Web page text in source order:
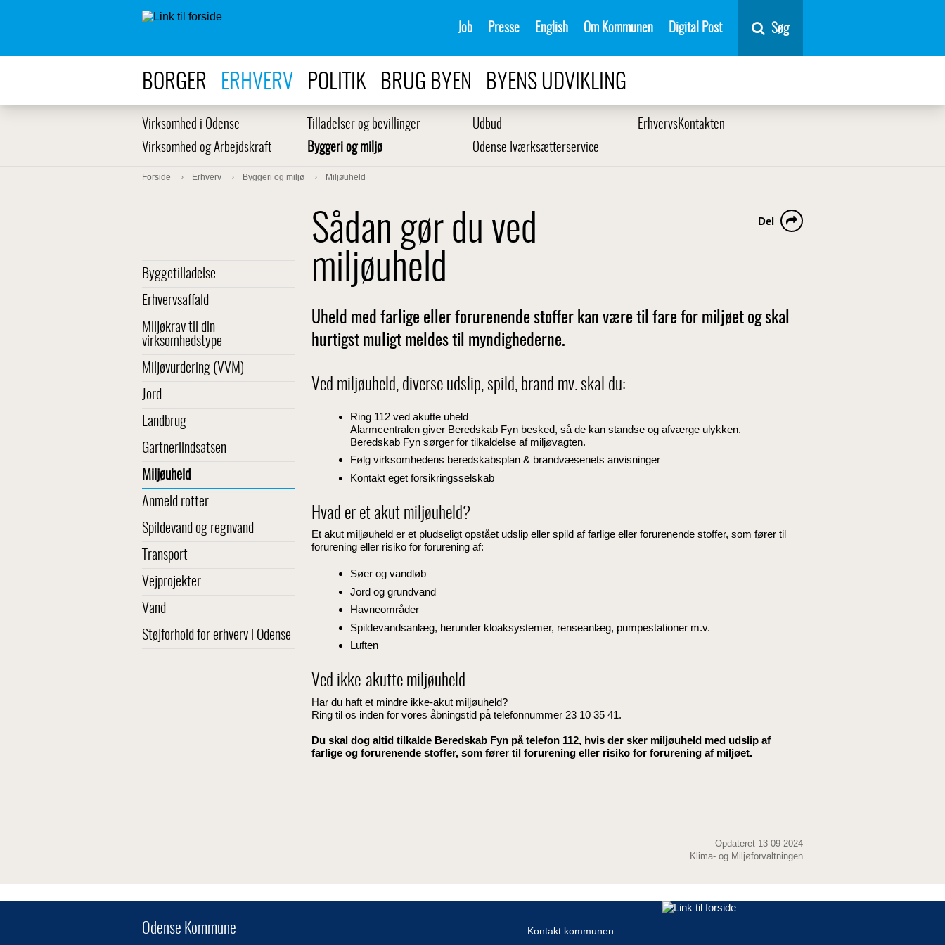
Job Presse English Om Kommunen Digital Post Søg
BORGER ERHVERV POLITIK BRUG BYEN BYENS UDVIKLING
Virksomhed i Odense Tilladelser og bevillinger Udbud
ErhvervsKontakten
Virksomhed og Arbejdskraft
Byggeri og miljø Odense Iværksætterservice
Forside Erhverv Byggeri og miljø Miljøuheld
Byggetilladelse
Erhvervsaffald
Miljøkrav til din
virksomhedstype
Miljøvurdering (VVM)
Jord
Landbrug
Gartneriindsatsen
Miljøuheld
Anmeld rotter
Spildevand og regnvand
Transport
Vejprojekter
Vand
Støjforhold for erhverv i Odense
Sådan gør du ved
miljøuheld
Del
Uheld med farlige eller forurenende stoffer kan være til fare for miljøet og skal
hurtigst muligt meldes til myndighederne.
Ved miljøuheld, diverse udslip, spild, brand mv. skal du:
Ring 112 ved akutte uheld
Alarmcentralen giver Beredskab Fyn besked, så de kan standse og afværge ulykken.
Beredskab Fyn sørger for tilkaldelse af miljøvagten.
Følg virksomhedens beredskabsplan & brandvæsenets anvisninger
Kontakt eget forsikringsselskab
Hvad er et akut miljøuheld?
Et akut miljøuheld er et pludseligt opstået udslip eller spild af farlige eller forurenende stoffer, som fører til
forurening eller risiko for forurening af:
Søer og vandløb
Jord og grundvand
Havneområder
Spildevandsanlæg, herunder kloaksystemer, renseanlæg, pumpestationer m.v.
Luften
Ved ikke-akutte miljøuheld
Har du haft et mindre ikke-akut miljøuheld?
Ring til os inden for vores åbningstid på telefonnummer 23 10 35 41.
Du skal dog altid tilkalde Beredskab Fyn på telefon 112, hvis der sker miljøuheld med udslip af
farlige og forurenende stoffer, som fører til forurening eller risiko for forurening af miljøet.
Opdateret 13-09-2024
Klima- og Miljøforvaltningen
Odense Kommune Kontakt kommunen